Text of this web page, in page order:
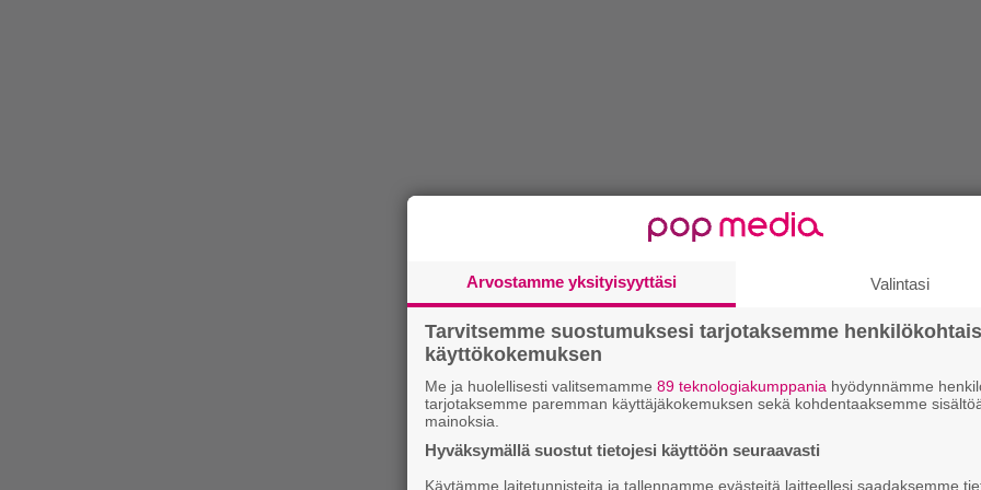
Arvostamme yksityisyyttäsi Valintasi
Tarvitsemme suostumuksesi tarjotaksemme
käyttökokemuksen
Me ja huolellisesti valitsemamme 89 teknologiakumppania hyödynnämme
tarjotaksemme paremman käyttäjäkokemuksen sekä kohdentaaksemme
mainoksia.
Hyväksymällä suostut tietojesi käyttöön seuraavasti
Käytämme laitetunnisteita ja tallennamme evästeitä laitteellesi saadaksemme